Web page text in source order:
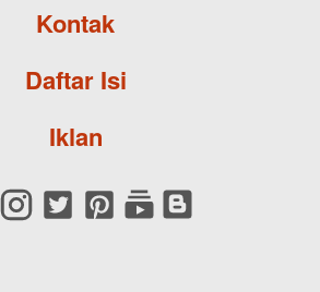
Kontak
Daftar Isi
Iklan